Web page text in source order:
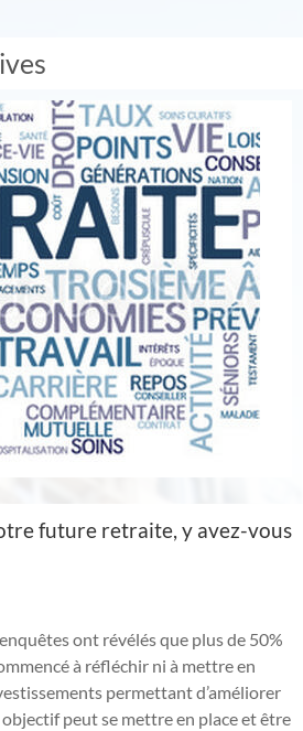
future retraite, y avez-vous
ont révélés que plus de 50%
à réfléchir ni à mettre en
permettant d’améliorer
peut se mettre en place et être